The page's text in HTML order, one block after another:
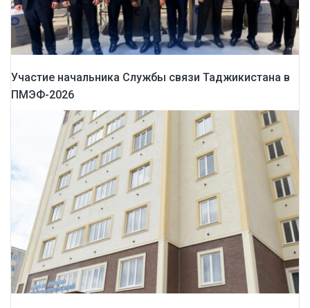
Участие начальника Службы связи Таджикистана в
ПМЭФ-2026